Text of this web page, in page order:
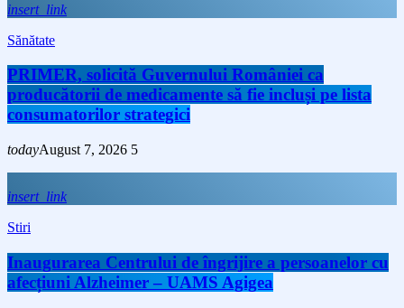
insert_link
Sănătate
PRIMER, solicită Guvernului României ca
producătorii de medicamente să fie incluși pe lista
consumatorilor strategici
todayAugust 7, 2026 5
insert_link
Stiri
Inaugurarea Centrului de îngrijire a persoanelor cu
afecțiuni Alzheimer – UAMS Agigea